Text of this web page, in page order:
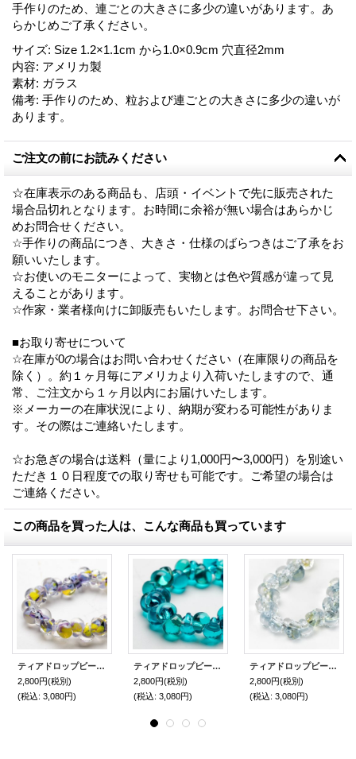
手作りのため、連ごとの大きさに多少の違いがあります。あ
らかじめご了承ください。
サイズ: Size 1.2×1.1cm から1.0×0.9cm 穴直径2mm
内容: アメリカ製
素材: ガラス
備考: 手作りのため、粒および連ごとの大きさに多少の違いが
あります。
ご注文の前にお読みください
☆在庫表示のある商品も、店頭・イベントで先に販売された
場合品切れとなります。お時間に余裕が無い場合はあらかじ
めお問合せください。
☆手作りの商品につき、大きさ・仕様のばらつきはご了承をお
願いいたします。
☆お使いのモニターによって、実物とは色や質感が違って見
えることがあります。
☆作家・業者様向けに卸販売もいたします。お問合せ下さい。
■お取り寄せについて
☆在庫が0の場合はお問い合わせください（在庫限りの商品を
除く）。約１ヶ月毎にアメリカより入荷いたしますので、通
常、ご注文から１ヶ月以内にお届けいたします。
※メーカーの在庫状況により、納期が変わる可能性がありま
す。その際はご連絡いたします。
☆お急ぎの場合は送料（量により1,000円〜3,000円）を別途い
ただき１０日程度での取り寄せも可能です。ご希望の場合は
ご連絡ください。
この商品を買った人は、こんな商品も買っています
ティアドロップビーズ【Purple Daisy】
2,800円(税別)
(税込: 3,080円)
ティアドロップビーズ【Bleu】
2,800円(税別)
(税込: 3,080円)
ティアドロップビーズ【Blue Watercolor】
2,800円(税別)
(税込: 3,080円)